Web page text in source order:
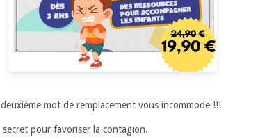
mot de remplacement vous incommode !!!
pour favoriser la contagion.